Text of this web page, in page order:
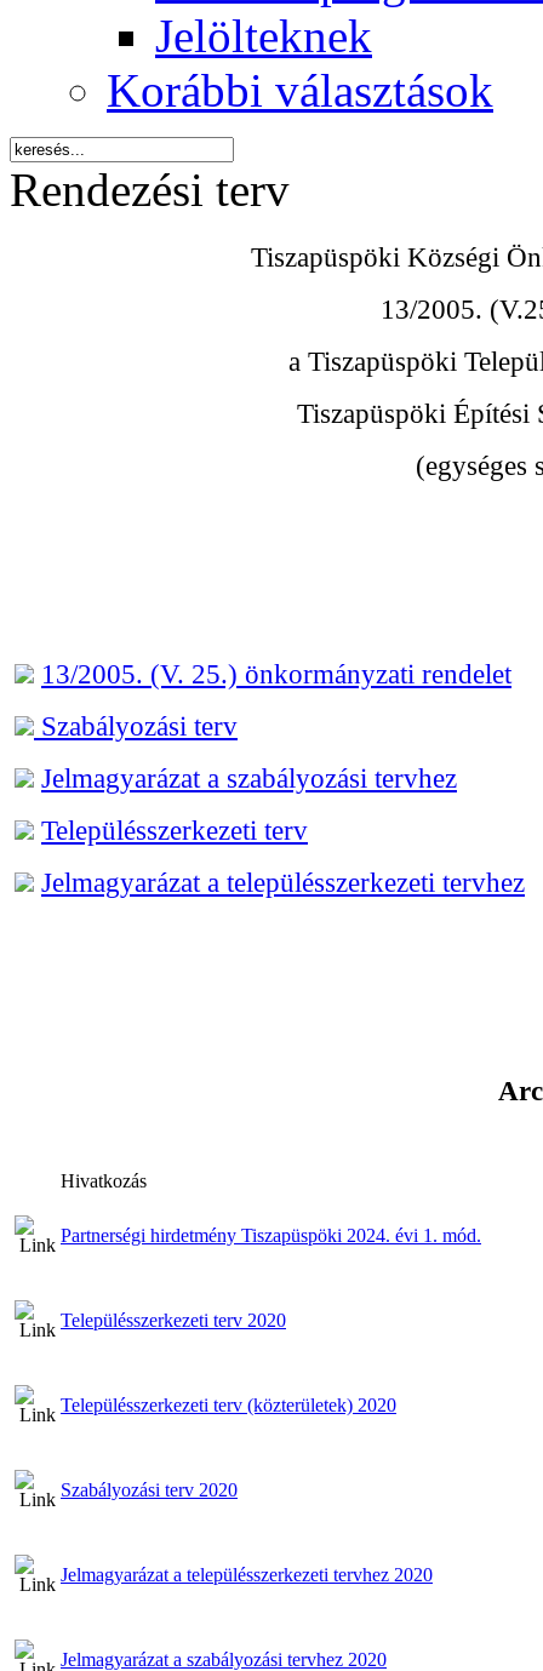
Jelölteknek
Korábbi választások
Rendezési terv
Tiszapüspöki Községi
13/2005.
a Tiszapüspöki
Tiszapüspöki Építési
(egységes
13/2005. (V. 25.) önkormányzati rendelet
Szabályozási terv
Jelmagyarázat a szabályozási tervhez
Településszerkezeti terv
Jelmagyarázat a településszerkezeti tervhez
Hivatkozás
Partnerségi hirdetmény Tiszapüspöki 2024. évi 1. mód.
Településszerkezeti terv 2020
Településszerkezeti terv (közterületek) 2020
Szabályozási terv 2020
Jelmagyarázat a településszerkezeti tervhez 2020
Jelmagyarázat a szabályozási tervhez 2020